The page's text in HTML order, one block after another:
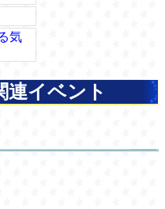
気
連イベント